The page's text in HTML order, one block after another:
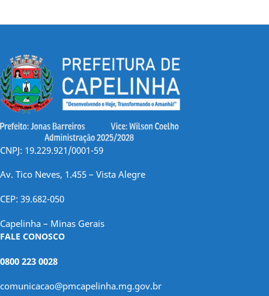
CNPJ: 19.229.921/0001-59
Av. Tico Neves, 1.455 – Vista Alegre
CEP: 39.682-050
Capelinha – Minas Gerais
FALE CONOSCO
0800 223 0028
comunicacao@pmcapelinha.mg.gov.br